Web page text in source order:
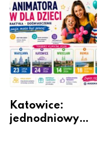
Remontem
Mieszkania
Katowice:
jednodniowy